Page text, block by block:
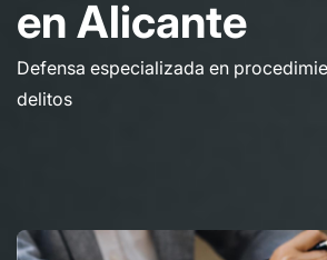
en Alicante
Defensa especializada en
delitos